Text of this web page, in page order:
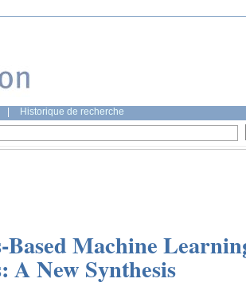
Historique de recherche
Based Machine
A New Synthesis